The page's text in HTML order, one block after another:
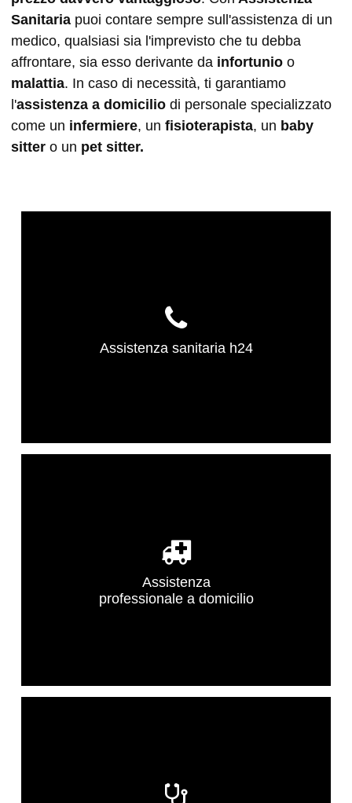
Sanitariapuoi contare sempre sull'assistenza di un
medico, qualsiasi sia l'imprevisto che tu debba
affrontare, sia esso derivante da infortunioo
malattia. In caso di necessità, ti garantiamo
l'assistenza a domiciliodi personale specializzato
come un infermiere, un fisioterapista, un baby
sittero un pet sitter.
Assistenza sanitaria h24
Assistenza
professionale a domicilio